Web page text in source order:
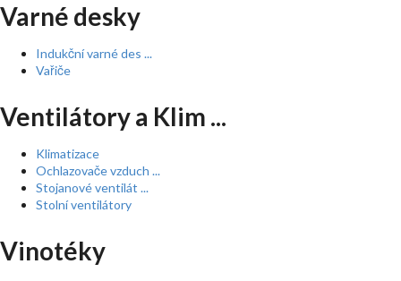
Varné desky
Indukční varné des ...
Vařiče
Ventilátory a Klim ...
Klimatizace
Ochlazovače vzduch ...
Stojanové ventilát ...
Stolní ventilátory
Vinotéky